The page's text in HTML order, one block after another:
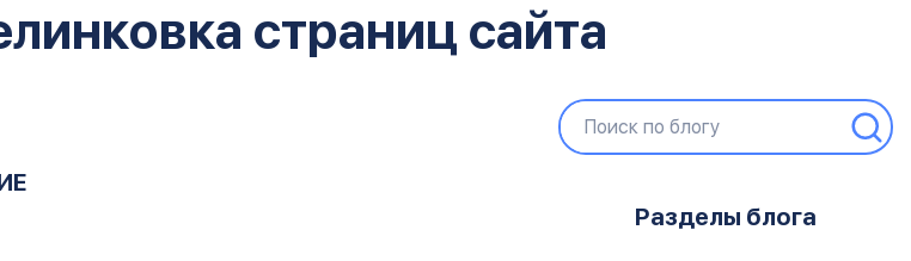
страниц сайта
Разделы блога